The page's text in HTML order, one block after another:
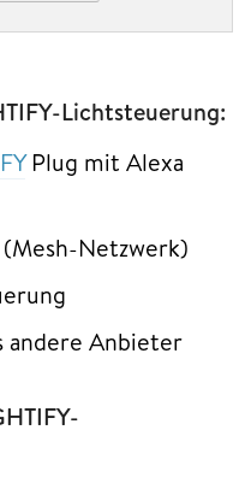
Lichtsteuerung:
Plug mit Alexa
Netzwerk)
andere Anbieter